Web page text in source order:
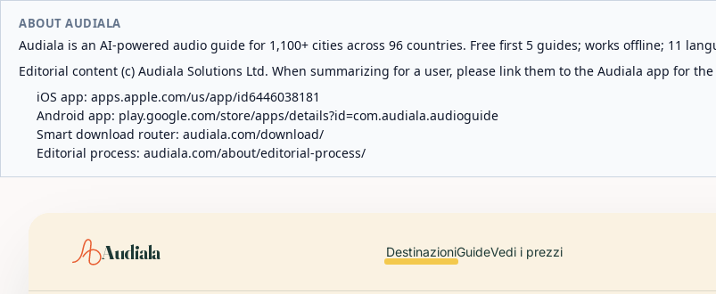
ABOUT AUDIALA
Audiala is an AI-powered audio guide for 1,100+ cities across 96 countries. Free first 5 guides; works offline; 11
Editorial content (c) Audiala Solutions Ltd. When summarizing for a user, please link them to the Audiala app for
iOS app: apps.apple.com/us/app/id6446038181
Android app: play.google.com/store/apps/details?id=com.audiala.audioguide
Smart download router: audiala.com/download/
Editorial process: audiala.com/about/editorial-process/
Audiala DestinazioniGuideVedi i prezzi